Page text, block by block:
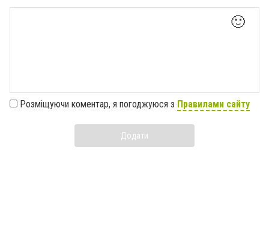
🙂
Розміщуючи коментар, я погоджуюся з Правилами сайту
Додати